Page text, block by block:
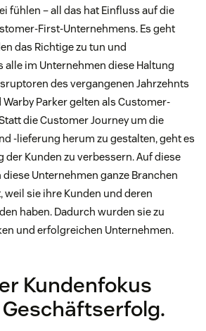
fühlen – all das hat Einfluss auf die
First-Unternehmens. Es geht
das Richtige zu tun und
alle im Unternehmen diese Haltung
des vergangenen Jahrzehnts
Parker gelten als Customer-
die Customer Journey um die
-lieferung herum zu gestalten, geht es
der Kunden zu verbessern. Auf diese
Unternehmen ganze Branchen
weil sie ihre Kunden und deren
haben. Dadurch wurden sie zu
und erfolgreichen Unternehmen.
Kundenfokus